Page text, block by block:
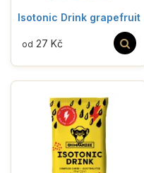
Isotonic Drink grapefruit
od 27 Kč